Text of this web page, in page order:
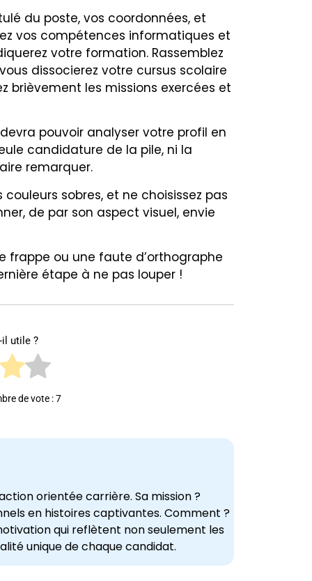
du poste, vos coordonnées, et
vos compétences informatiques et
votre formation. Rassemblez
dissocierez votre cursus scolaire
brièvement les missions exercées et
pouvoir analyser votre profil en
candidature de la pile, ni la
remarquer.
couleurs sobres, et ne choisissez pas
de par son aspect visuel, envie
frappe ou une faute d’orthographe
étape à ne pas louper !
utile ?
de vote :7
orientée carrière. Sa mission ?
en histoires captivantes. Comment ?
qui reflètent non seulement les
unique de chaque candidat.